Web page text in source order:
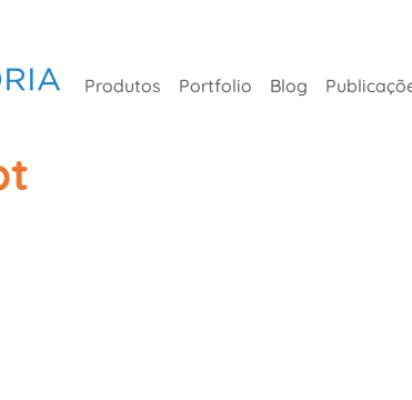
Produtos Portfolio Blog